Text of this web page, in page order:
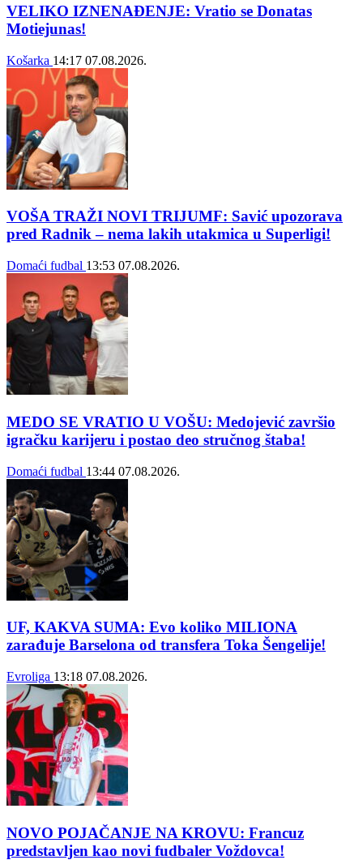
VELIKO IZNENAĐENJE: Vratio se Donatas
Motiejunas!
Košarka 14:17 07.08.2026.
VOŠA TRAŽI NOVI TRIJUMF: Savić upozorava
pred Radnik – nema lakih utakmica u Superligi!
Domaći fudbal 13:53 07.08.2026.
MEDO SE VRATIO U VOŠU: Medojević završio
igračku karijeru i postao deo stručnog štaba!
Domaći fudbal 13:44 07.08.2026.
UF, KAKVA SUMA: Evo koliko MILIONA
zarađuje Barselona od transfera Toka Šengelije!
Evroliga 13:18 07.08.2026.
NOVO POJAČANJE NA KROVU: Francuz
predstavljen kao novi fudbaler Voždovca!